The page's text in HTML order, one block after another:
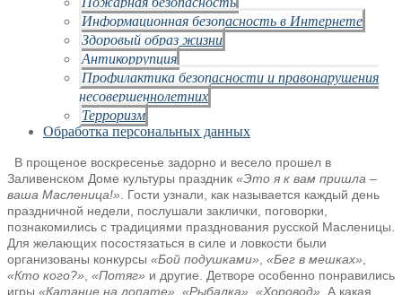
Информационная безопасность в Интернете
Здоровый образ жизни
Антикоррупция
Профилактика безопасности и правонарушения
несовершеннолетних
Терроризм
Обработка персональных данных
В прощеное воскресенье задорно и весело прошел в
Заливенском Доме культуры праздник «Это я к вам пришла –
ваша Масленица!». Гости узнали, как называется каждый день
праздничной недели, послушали заклички, поговорки,
познакомились с традициями празднования русской Масленицы.
Для желающих посостязаться в силе и ловкости были
организованы конкурсы «Бой подушками», «Бег в мешках»,
«Кто кого?», «Потяг» и другие. Детворе особенно понравились
игры «Катание на лопате», «Рыбалка», «Хоровод». А какая